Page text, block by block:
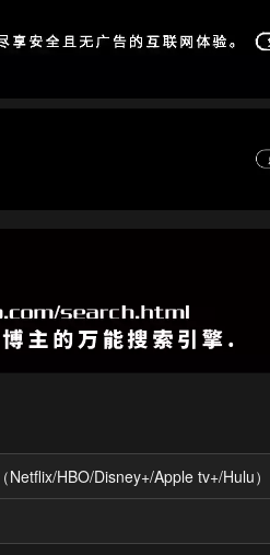
HBO/Disney+/Apple tv+/Hulu）